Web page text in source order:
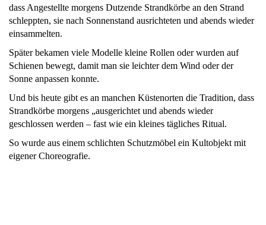
dass Angestellte morgens Dutzende Strandkörbe an den Strand
schleppten, sie nach Sonnenstand ausrichteten und abends wieder
einsammelten.
Später bekamen viele Modelle kleine Rollen oder wurden auf
Schienen bewegt, damit man sie leichter dem Wind oder der
Sonne anpassen konnte.
Und bis heute gibt es an manchen Küstenorten die Tradition, dass
Strandkörbe morgens „ausgerichtet und abends wieder
geschlossen werden – fast wie ein kleines tägliches Ritual.
So wurde aus einem schlichten Schutzmöbel ein Kultobjekt mit
eigener Choreografie.